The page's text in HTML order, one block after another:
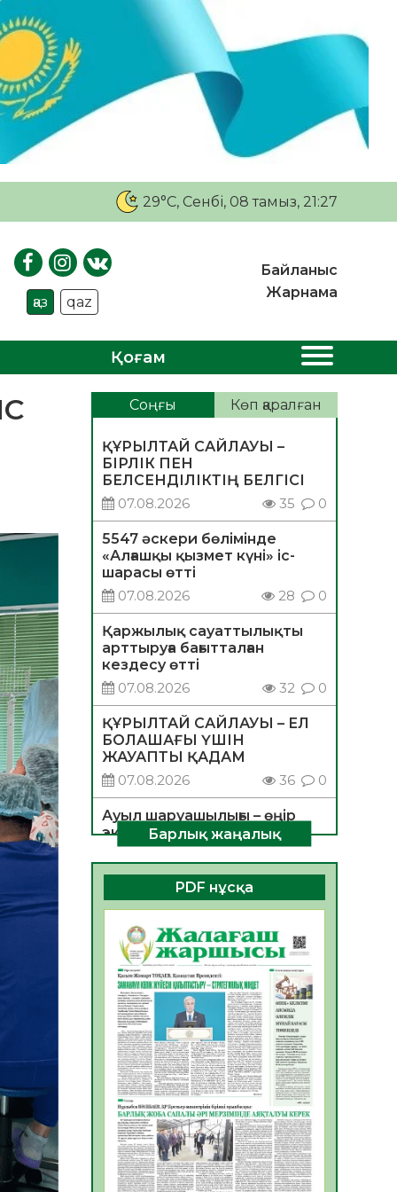
29°C, Сенбі, 08 тамыз, 21:27
қаз qaz
Байланыс
Жарнама
Қоғам
Соңғы Көп қаралған
ҚҰРЫЛТАЙ САЙЛАУЫ –
БІРЛІК ПЕН
БЕЛСЕНДІЛІКТІҢ БЕЛГІСІ
07.08.2026
35 0
5547 әскери бөлімінде
«Алғашқы қызмет күні» іс-
шарасы өтті
07.08.2026
28 0
Қаржылық сауаттылықты
арттыруға бағытталған
кездесу өтті
07.08.2026
32 0
ҚҰРЫЛТАЙ САЙЛАУЫ – ЕЛ
БОЛАШАҒЫ ҮШІН
ЖАУАПТЫ ҚАДАМ
07.08.2026
36 0
Ауыл шаруашылығы – өңір
экономикасының негізгі
тірегі
06.08.2026
44 0
ҚОҒАМДЫҚ БЕЛСЕНДІЛІК –
ЕЛ ДАМУЫНЫҢ НЕГІЗІ
06.08.2026
41
ҚҰРЫЛТАЙ САЙЛАУЫ –
БОЛАШАҚҚА БАСТАР
ЖАУАПТЫ ТАҢДАУ
06.08.2026
43
Инфекциялық ауруларға
қарсы иммундау
жұмыстарының тиімділігі
06.08.2026
46
Көкжөтел ауруы туралы
Барлық жаңалық
PDF нұсқа